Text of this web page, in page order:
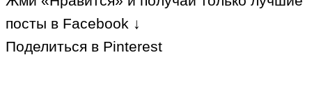
посты в Facebook ↓
Поделиться в Pinterest